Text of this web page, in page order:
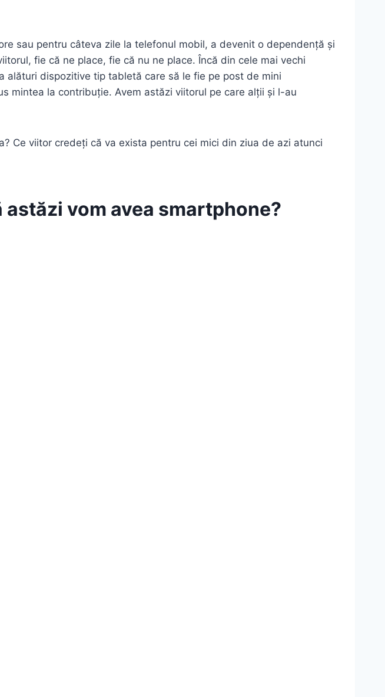
sau pentru câteva zile la telefonul mobil, a devenit o dependență și
fie că ne place, fie că nu ne place. Încă din cele mai vechi
alături dispozitive tip tabletă care să le fie pe post de mini
mintea la contribuție. Avem astăzi viitorul pe care alții și l-au
Ce viitor credeți că va exista pentru cei mici din ziua de azi atunci
vom avea smartphone?